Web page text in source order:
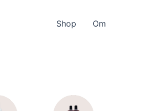
Shop Om